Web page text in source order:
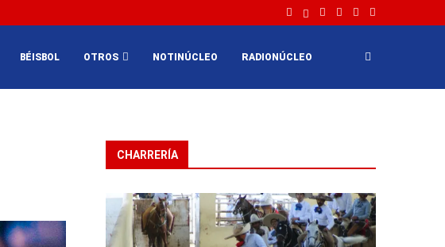
BÉISBOL OTROS NOTINÚCLEO RADIONÚCLEO
CHARRERÍA